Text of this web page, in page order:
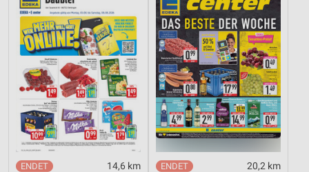
14,6 km 20,2 km
Geräte anhand von aktiv angeforderten
Informationen identifizieren
Nicht-IAB-Verarbeitungszwecke:
Notwendig
Performance
Funktional
Werbung